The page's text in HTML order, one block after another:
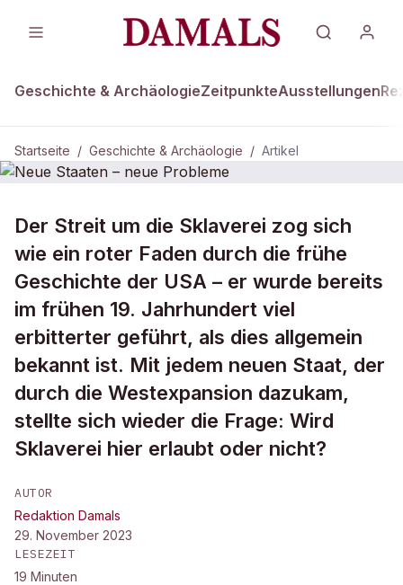
Geschichte & ArchäologieZeitpunkteAusstellungen
Startseite / Geschichte & Archäologie / Artikel
DAMALS Plus GESCHICHTE & ARCHÄOLOGIE
Neue Staaten – neue Probleme
Der Streit um die Sklaverei zog sich
wie ein roter Faden durch die frühe
Geschichte der USA – er wurde bereits
im frühen 19. Jahrhundert viel
erbitterter geführt, als dies allgemein
bekannt ist. Mit jedem neuen Staat, der
durch die Westexpansion dazukam,
stellte sich wieder die Frage: Wird
Sklaverei hier erlaubt oder nicht?
AUTOR
Redaktion Damals
29. November 2023
LESEZEIT
19 Minuten